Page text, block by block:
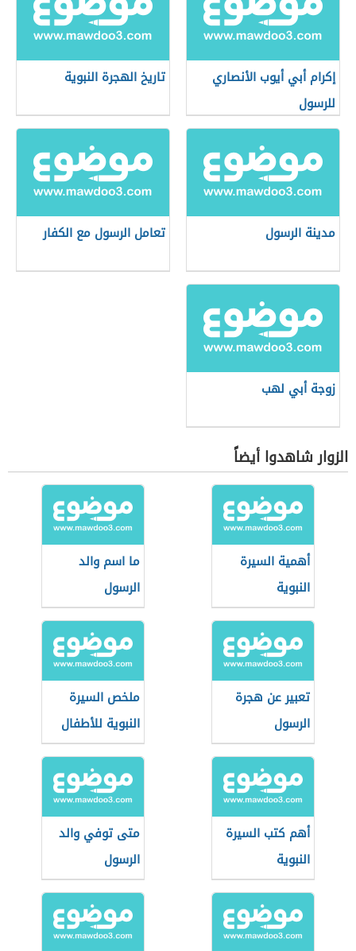
إكرام أبي أيوب الأنصاري
للرسول
تاريخ الهجرة النبوية
مدينة الرسول تعامل الرسول مع الكفار
زوجة أبي لهب
الزوار شاهدوا أيضاً
أهمية السيرة
النبوية
ما اسم والد
الرسول
تعبير عن هجرة
الرسول
ملخص السيرة
النبوية للأطفال
أهم كتب السيرة
النبوية
متى توفي والد
الرسول